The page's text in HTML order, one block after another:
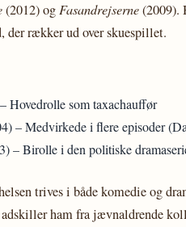
(2012) og Fasandrejserne(2009).
rækker ud over skuespillet.
Hovedrolle som taxachauffør
– Medvirkede i flere episoder
– Birolle i den politiske
trives i både komedie og
adskiller ham fra jævnaldrende